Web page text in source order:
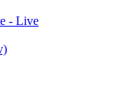
- Live